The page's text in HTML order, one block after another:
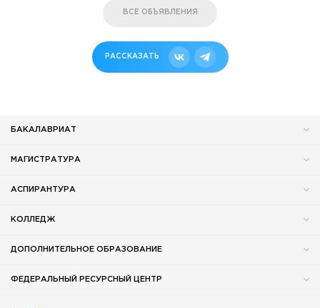
ВСЕ ОБЪЯВЛЕНИЯ
РАССКАЗАТЬ
БАКАЛАВРИАТ
МАГИСТРАТУРА
АСПИРАНТУРА
КОЛЛЕДЖ
ДОПОЛНИТЕЛЬНОЕ ОБРАЗОВАНИЕ
ФЕДЕРАЛЬНЫЙ РЕСУРСНЫЙ ЦЕНТР